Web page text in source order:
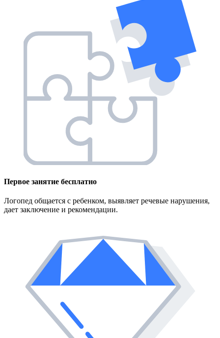
Первое занятие бесплатно
Логопед общается с ребенком, выявляет речевые нарушения,
дает заключение и рекомендации.